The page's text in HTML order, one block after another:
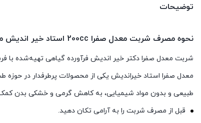
توضیحات
نحوه مصرف شربت معدل صفرا 200cc استاد خیر اندیش محصولات لاویگل
شربت معدل صفرا دکتر خیر اندیش فرآورده گیاهی تهیه‌شده با
معدل صفرا استاد خیراندیش یکی از محصولات پرطرفدار در
طبیعی و بدون مواد شیمیایی، به کاهش گرمی و خشکی بدن کمک
قبل از مصرف شربت را به آرامی تکان دهید.